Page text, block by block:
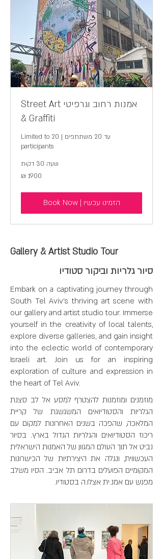
אמנות רחוב וגרפיטי Street Art
& Graffiti
עד 20 משתתפים | Limited to 20
participants
שעה 30 דקות
1900 ₪
הזמינו עכשיו | Book Now
Gallery & Artist Studio Tour
סיור גלריות וביקור סטודיו
Embark on a captivating journey through
South Tel Aviv's thriving art scene with
our gallery and artist studio tour. Immerse
yourself in the creativity of local talents,
explore diverse galleries, and gain insight
into the eclectic world of contemporary
Israeli art. Join us for an inspiring
exploration of culture and expression in
the heart of Tel Aviv.
מוזמנים ומוזמנות להצטרף למסע אל לב סצנת
הגלריות והסטודיואים המשגשגת של קריית
המלאכה, שהפכה בשנים האחרונות למקום עם
ריכוז הסטודיואים והגלריות הגדול בארץ. בסיור
נביט אל תוך העולם המגוון של האמנות הישראלית
העכשווית, ונגלה את היצירתיות של הכישרונות
המקומיים הפועלים בדרום תל אביב. הסיו משלב
מפגש עם אמנ.ית אצלו.ה בסטודיו.